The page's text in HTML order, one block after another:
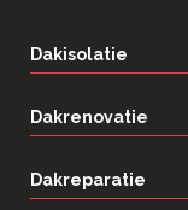
Dakisolatie
Dakrenovatie
Dakreparatie